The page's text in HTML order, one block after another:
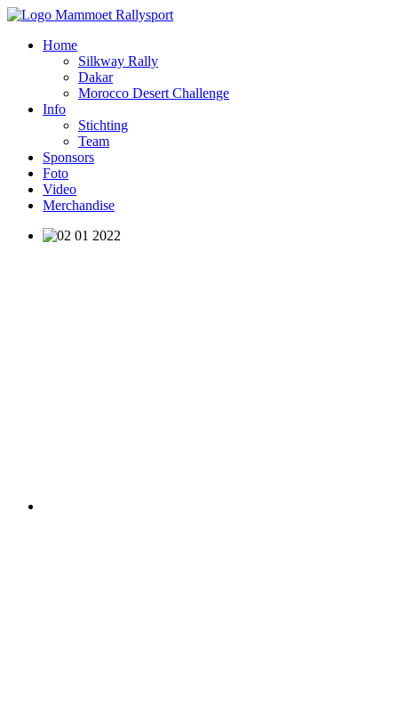
Home
Silkway Rally
Dakar
Morocco Desert Challenge
Info
Stichting
Team
Sponsors
Foto
Video
Merchandise